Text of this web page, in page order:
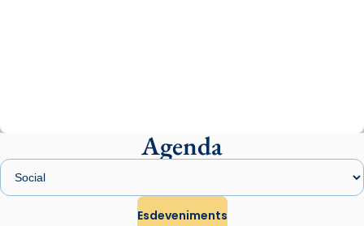
presidit aquest 27 de juliol la missa de Les
Santes de Mataró.
🔗
Agenda
Esdeveniments